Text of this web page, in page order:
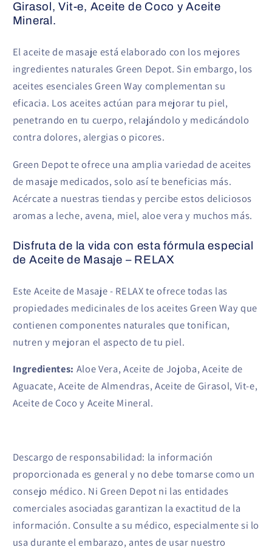
Girasol, Vit-e, Aceite de Coco y Aceite
Mineral.
El aceite de masaje está elaborado con los mejores
ingredientes naturales Green Depot. Sin embargo, los
aceites esenciales Green Way complementan su
eficacia. Los aceites actúan para mejorar tu piel,
penetrando en tu cuerpo, relajándolo y medicándolo
contra dolores, alergias o picores.
Green Depot te ofrece una amplia variedad de aceites
de masaje medicados, solo así te beneficias más.
Acércate a nuestras tiendas y percibe estos deliciosos
aromas a leche, avena, miel, aloe vera y muchos más.
Disfruta de la vida con esta fórmula especial
de Aceite de Masaje – RELAX
Este Aceite de Masaje - RELAX te ofrece todas las
propiedades medicinales de los aceites Green Way que
contienen componentes naturales que tonifican,
nutren y mejoran el aspecto de tu piel.
Ingredientes: Aloe Vera, Aceite de Jojoba, Aceite de
Aguacate, Aceite de Almendras, Aceite de Girasol, Vit-e,
Aceite de Coco y Aceite Mineral.
Descargo de responsabilidad: la información
proporcionada es general y no debe tomarse como un
consejo médico. Ni Green Depot ni las entidades
comerciales asociadas garantizan la exactitud de la
información. Consulte a su médico, especialmente si lo
usa durante el embarazo, antes de usar nuestro